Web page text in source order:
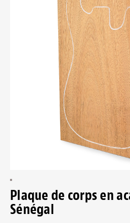
Plaque de corps en
Sénégal